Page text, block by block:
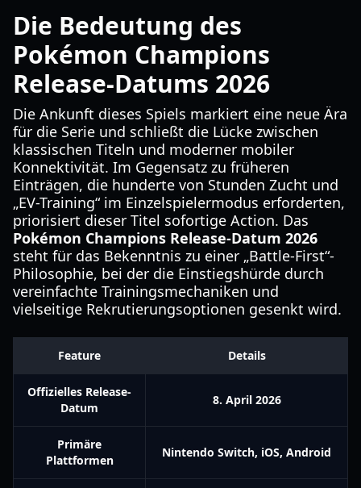
Die Bedeutung des
Pokémon Champions
Release-Datums 2026
Die Ankunft dieses Spiels markiert eine neue Ära
für die Serie und schließt die Lücke zwischen
klassischen Titeln und moderner mobiler
Konnektivität. Im Gegensatz zu früheren
Einträgen, die hunderte von Stunden Zucht und
„EV-Training“ im Einzelspielermodus erforderten,
priorisiert dieser Titel sofortige Action. Das
Pokémon Champions Release-Datum 2026
steht für das Bekenntnis zu einer „Battle-First“-
Philosophie, bei der die Einstiegshürde durch
vereinfachte Trainingsmechaniken und
vielseitige Rekrutierungsoptionen gesenkt wird.
Feature Details
Offizielles Release-
Datum
8. April 2026
Primäre
Plattformen
Nintendo Switch, iOS, Android